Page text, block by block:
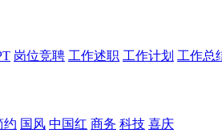
岗位竞聘 工作述职 工作计划 工作总
约 国风 中国红 商务 科技 喜庆